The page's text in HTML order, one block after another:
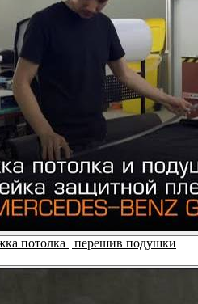
потолка | перешив подушки